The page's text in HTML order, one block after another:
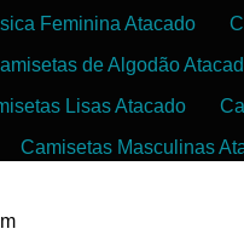
Feminina Atacado
de Algodão
Lisas Atacado
Camisetas Masculinas
para Sublimação